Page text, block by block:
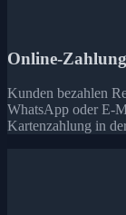
Online-
Kunden bezahlen
WhatsApp oder E-
Kartenzahlung in